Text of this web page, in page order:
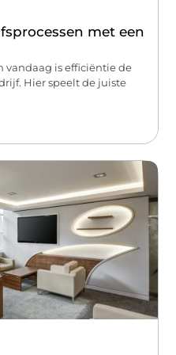
met een
vandaag is efficiëntie de
Hier speelt de juiste